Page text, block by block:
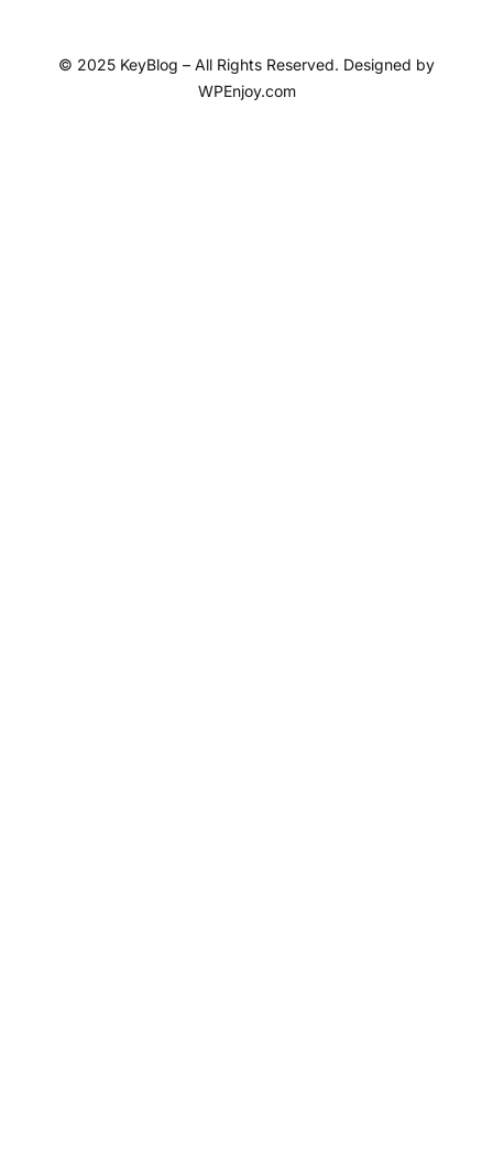
© 2025 KeyBlog – All Rights Reserved. Designed by
WPEnjoy.com